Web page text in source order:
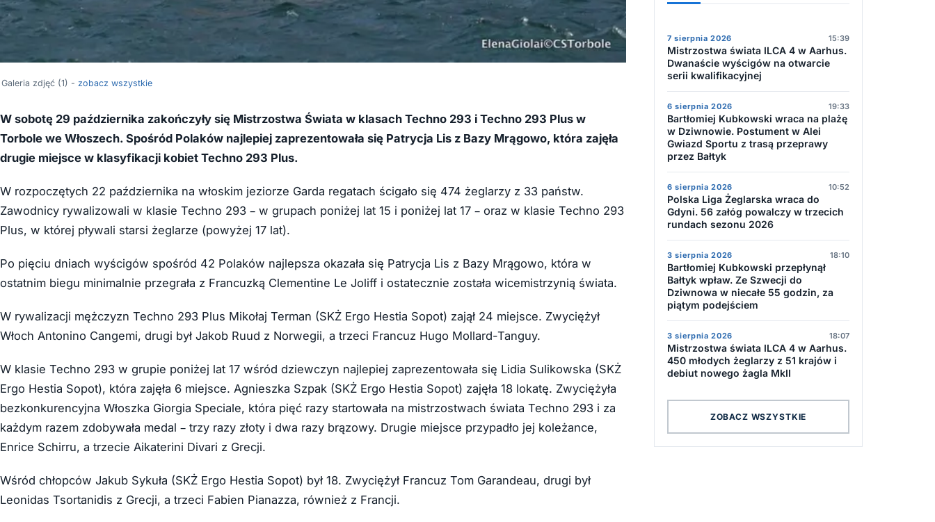
Galeria zdjęć (1) - zobacz wszystkie
W sobotę 29 października zakończyły się Mistrzostwa Świata w klasach Techno 293 i Techno 293 Plus w
Torbole we Włoszech. Spośród Polaków najlepiej zaprezentowała się Patrycja Lis z Bazy Mrągowo, która zajęła
drugie miejsce w klasyfikacji kobiet Techno 293 Plus.
W rozpoczętych 22 października na włoskim jeziorze Garda regatach ścigało się 474 żeglarzy z 33 państw.
Zawodnicy rywalizowali w klasie Techno 293 – w grupach poniżej lat 15 i poniżej lat 17 – oraz w klasie Techno 293
Plus, w której pływali starsi żeglarze (powyżej 17 lat).
Po pięciu dniach wyścigów spośród 42 Polaków najlepsza okazała się Patrycja Lis z Bazy Mrągowo, która w
ostatnim biegu minimalnie przegrała z Francuzką Clementine Le Joliff i ostatecznie została wicemistrzynią świata.
W rywalizacji mężczyzn Techno 293 Plus Mikołaj Terman (SKŻ Ergo Hestia Sopot) zajął 24 miejsce. Zwyciężył
Włoch Antonino Cangemi, drugi był Jakob Ruud z Norwegii, a trzeci Francuz Hugo Mollard-Tanguy.
W klasie Techno 293 w grupie poniżej lat 17 wśród dziewczyn najlepiej zaprezentowała się Lidia Sulikowska (SKŻ
Ergo Hestia Sopot), która zajęła 6 miejsce. Agnieszka Szpak (SKŻ Ergo Hestia Sopot) zajęła 18 lokatę. Zwyciężyła
bezkonkurencyjna Włoszka Giorgia Speciale, która pięć razy startowała na mistrzostwach świata Techno 293 i za
każdym razem zdobywała medal – trzy razy złoty i dwa razy brązowy. Drugie miejsce przypadło jej koleżance,
Enrice Schirru, a trzecie Aikaterini Divari z Grecji.
Wśród chłopców Jakub Sykuła (SKŻ Ergo Hestia Sopot) był 18. Zwyciężył Francuz Tom Garandeau, drugi był
Leonidas Tsortanidis z Grecji, a trzeci Fabien Pianazza, również z Francji.
7 sierpnia 2026 15:39
Mistrzostwa świata ILCA 4 w Aarhus.
Dwanaście wyścigów na otwarcie
serii kwalifikacyjnej
6 sierpnia 2026 19:33
Bartłomiej Kubkowski wraca na plażę
w Dziwnowie. Postument w Alei
Gwiazd Sportu z trasą przeprawy
przez Bałtyk
6 sierpnia 2026 10:52
Polska Liga Żeglarska wraca do
Gdyni. 56 załóg powalczy w trzecich
rundach sezonu 2026
3 sierpnia 2026 18:10
Bartłomiej Kubkowski przepłynął
Bałtyk wpław. Ze Szwecji do
Dziwnowa w niecałe 55 godzin, za
piątym podejściem
3 sierpnia 2026 18:07
Mistrzostwa świata ILCA 4 w Aarhus.
450 młodych żeglarzy z 51 krajów i
debiut nowego żagla MkII
ZOBACZ WSZYSTKIE